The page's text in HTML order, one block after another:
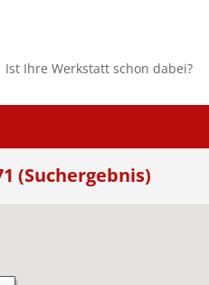
Ist Ihre Werkstatt schon dabei?
(Suchergebnis)